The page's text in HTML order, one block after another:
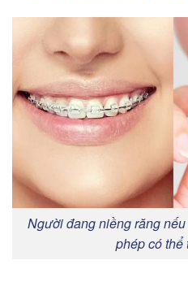
Người đang niềng răng
phép có thể